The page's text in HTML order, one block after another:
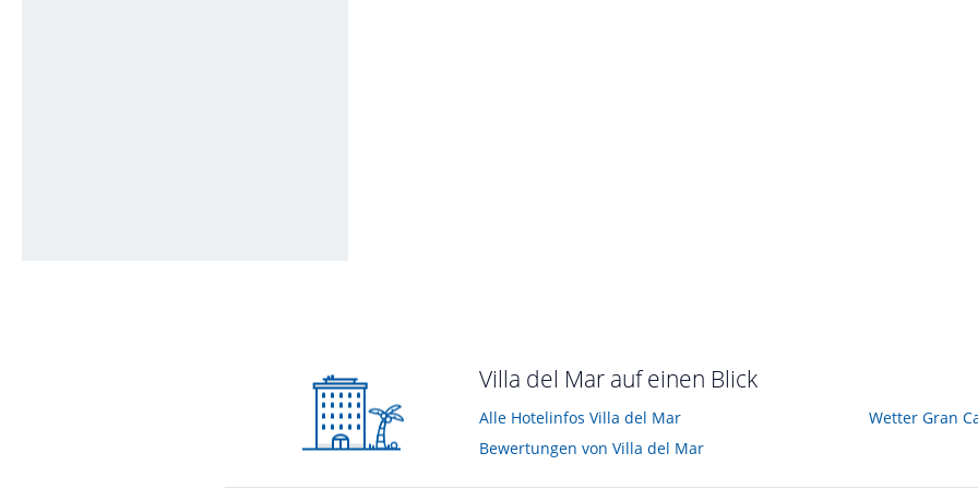
Villa del Mar auf einen Blick
Alle Hotelinfos Villa del Mar
Bewertungen von Villa del Mar
Wetter Gran